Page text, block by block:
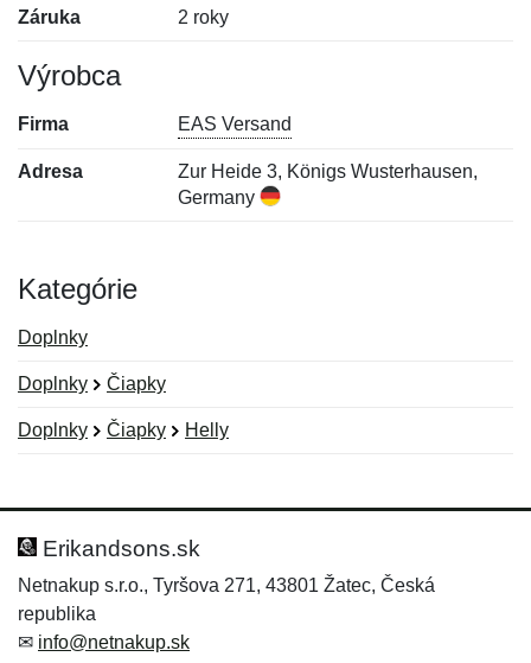
Záruka 2 roky
Výrobca
Firma EAS Versand
Adresa
Zur Heide 3, Königs Wusterhausen,
Germany
Kategórie
Doplnky
Doplnky Čiapky
Doplnky Čiapky Helly
Hodnotenie:
Meno:*
Meno:
E-mail:*
Erikandsons.sk
Netnakup s.r.o., Tyršova 271, 43801 Žatec, Česká
republika
✉ info@netnakup.sk